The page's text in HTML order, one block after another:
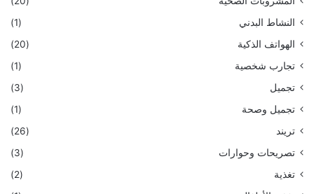
النشاط البدني
(1)
الهواتف الذكية
(20)
تجارب شخصية
(1)
تجميل
(3)
تجميل وصحة
(1)
تريند
(26)
تصريحات وحوارات
(3)
تغذية
(2)